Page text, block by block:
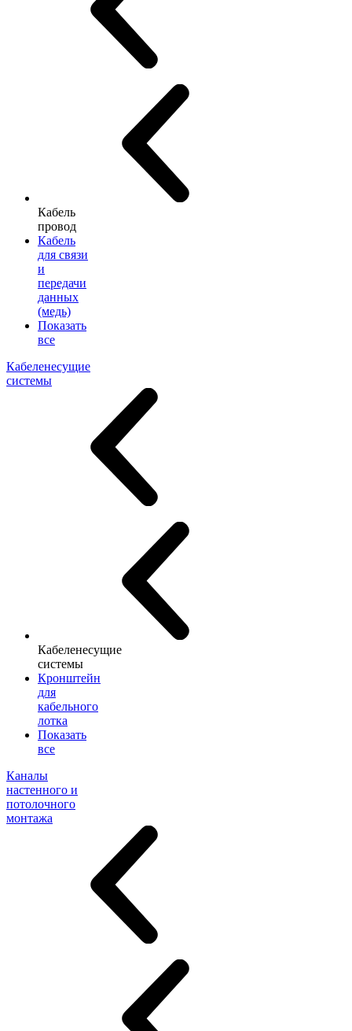
Кабель
провод
Кабель
для связи
и
передачи
данных
(медь)
Показать
все
Кабеленесущие
системы
Кабеленесущие
системы
Кронштейн
для
кабельного
лотка
Показать
все
Каналы
настенного и
потолочного
монтажа